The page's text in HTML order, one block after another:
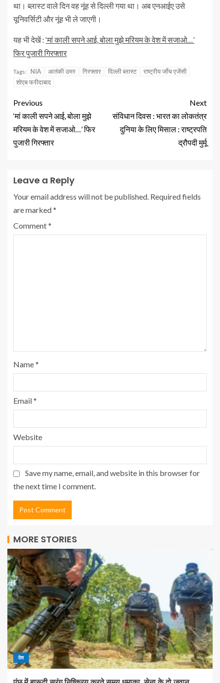
था। ब्लास्ट वाले दिन वह नूंह से दिल्ली गया था। अब एनआईए उसे
यूनिवर्सिटी और नूंह भी ले जाएगी।
यह भी देखें : ‘मां काली सपने आई, बोला मुझे मरियम के वेश में सजाओ…’
फिर पुजारी गिरफ्तार
Tags: NIA आतंकी उमर गिरफ्तार दिल्ली ब्लास्ट
राष्ट्रीय जाँच एजेंसी
शोएब फरीदाबाद
Previous
‘मां काली सपने आई, बोला मुझे
मरियम के वेश में सजाओ…’ फिर
पुजारी गिरफ्तार
Next
संविधान दिवस : भारत का लोकतंत्र
दुनिया के लिए मिसाल : राष्ट्रपति
द्रौपदी मुर्मू
Leave a Reply
Your email address will not be published. Required fields
are marked*
Comment*
Name*
Email*
Website
Save my name, email, and website in this browser for
the next time I comment.
MORE STORIES
देश